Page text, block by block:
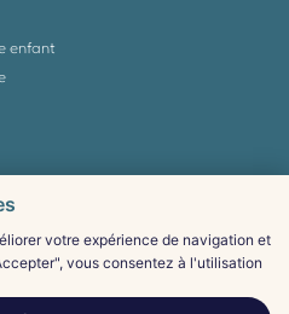
enfant
votre expérience de navigation et
vous consentez à l'utilisation